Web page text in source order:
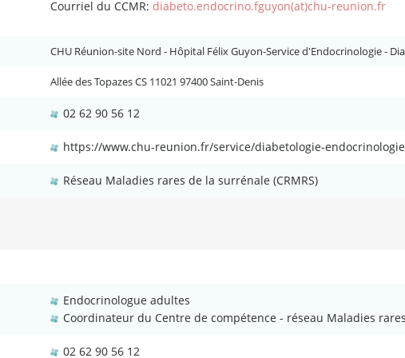
Courriel du CCMR: diabeto.endocrino.fguyon(at)chu-reunion.fr
CHU Réunion-site Nord - Hôpital Félix Guyon-Service d'Endocrinologie -
Allée des Topazes CS 11021 97400 Saint-Denis
02 62 90 56 12
https://www.chu-reunion.fr/service/diabetologie-
Réseau Maladies rares de la surrénale (CRMRS)
Endocrinologue adultes
Coordinateur du Centre de compétence - réseau Maladies
02 62 90 56 12